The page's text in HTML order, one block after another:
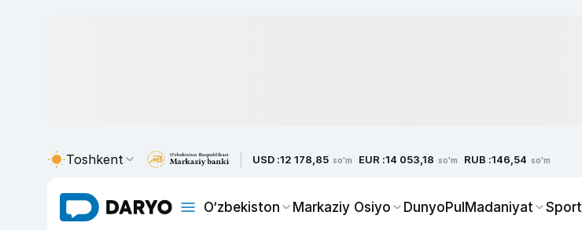
Toshkent USD :12 178,85 so'm EUR :14 053,18 so'm RUB :146,54 so'm
O‘zbekiston Markaziy Osiyo DunyoPulMadaniyat Sport